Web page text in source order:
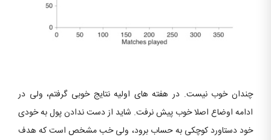
چندان خوب نیست. در هفته های اولیه نتایج خوبی گرفتم، ولی در
ادامه اوضاع اصلا خوب پیش نرفت. شاید از دست ندادن پول به خودی
خود دستاورد کوچکی به حساب برود، ولی خب مشخص است که هدف